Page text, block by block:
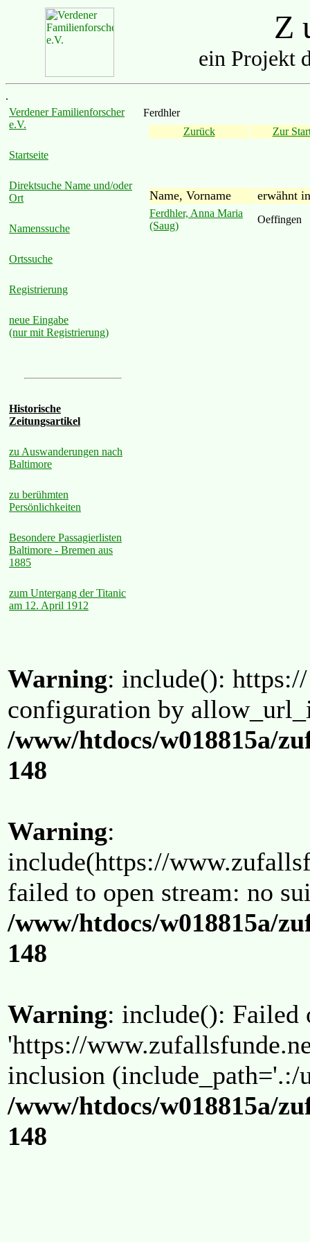
Z
ein Projekt
.
Verdener Familienforscher
e.V.
Startseite
Direktsuche Name und/oder
Ort
Namenssuche
Ortssuche
Registrierung
neue Eingabe
(nur mit Registrierung)
Historische
Zeitungsartikel
zu Auswanderungen nach
Baltimore
zu berühmten
Persönlichkeiten
Besondere Passagierlisten
Baltimore - Bremen aus
1885
zum Untergang der Titanic
am 12. April 1912
Ferdhler
Zurück
Zur
Name, Vorname erwähnt in
Ferdhler, Anna Maria
(Saug)
Oeffingen
Warning: include():
configuration by
/www/htdocs/w018815a/
148
Warning:
include(https://
failed to open stream: no
/www/htdocs/w018815a/
148
Warning: include(): Failed
'https://
inclusion (include_path='.:/
/www/htdocs/w018815a/
148